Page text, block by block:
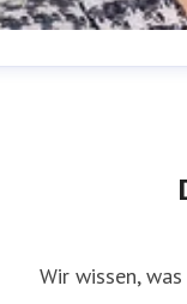
Wir wissen,